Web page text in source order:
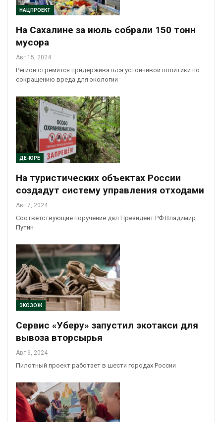
НАЦПРОЕКТ
На Сахалине за июль собрали 150 тонн
мусора
Авг 15, 2024
Регион стремится придерживаться устойчивой политики по
сокращению вреда для экологии
ДЕ-ЮРЕ
На туристических объектах России
создадут систему управления отходами
Авг 7, 2024
Соответствующие поручение дал Президент РФ Владимир
Путин
ЭКОЗОЖ
Сервис «Уберу» запустил экотакси для
вывоза вторсырья
Авг 6, 2024
Пилотный проект работает в шести городах России